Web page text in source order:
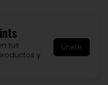
tus
y
Únete